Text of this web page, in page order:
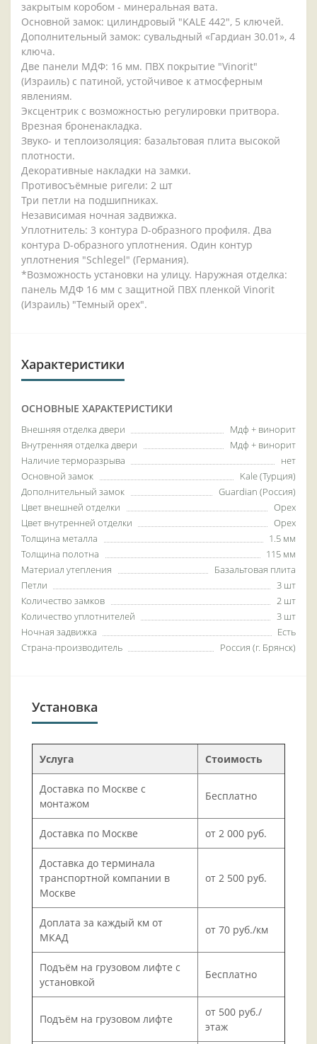
закрытым коробом - минеральная вата.
Основной замок: цилиндровый "KALE 442", 5 ключей.
Дополнительный замок: сувальдный «Гардиан 30.01», 4
ключа.
Две панели МДФ: 16 мм. ПВХ покрытие "Vinorit"
(Израиль) с патиной, устойчивое к атмосферным
явлениям.
Эксцентрик с возможностью регулировки притвора.
Врезная броненакладка.
Звуко- и теплоизоляция: базальтовая плита высокой
плотности.
Декоративные накладки на замки.
Противосъёмные ригели: 2 шт
Три петли на подшипниках.
Независимая ночная задвижка.
Уплотнитель: 3 контура D-образного профиля. Два
контура D-образного уплотнения. Один контур
уплотнения "Schlegel" (Германия).
*Возможность установки на улицу. Наружная отделка:
панель МДФ 16 мм с защитной ПВХ пленкой Vinorit
(Израиль) "Темный орех".
Характеристики
ОСНОВНЫЕ ХАРАКТЕРИСТИКИ
Внешняя отделка двери
Мдф + винорит
Внутренняя отделка двери
Мдф + винорит
Наличие терморазрыва
нет
Основной замок
Kale (Турция)
Дополнительный замок
Guardian (Россия)
Цвет внешней отделки
Орех
Цвет внутренней отделки
Орех
Толщина металла
1.5 мм
Толщина полотна
115 мм
Материал утепления
Базальтовая плита
Петли
3 шт
Количество замков
2 шт
Количество уплотнителей
3 шт
Ночная задвижка
Есть
Страна-производитель
Россия (г. Брянск)
Установка
Услуга Стоимость
Доставка по Москве с
монтажом
Бесплатно
Доставка по Москве от 2 000 руб.
Доставка до терминала
транспортной компании в
Москве
от 2 500 руб.
Доплата за каждый км от
МКАД
от 70 руб./км
Подъём на грузовом лифте с
установкой
Бесплатно
Подъём на грузовом лифте
от 500 руб./
этаж